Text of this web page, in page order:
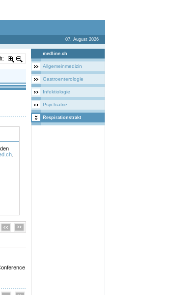
07. August 2026
medline.ch
Allgemeinmedizin
Gastroenterologie
Infektiologie
Psychiatrie
Respirationstrakt